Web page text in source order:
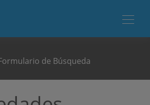
de Búsqueda